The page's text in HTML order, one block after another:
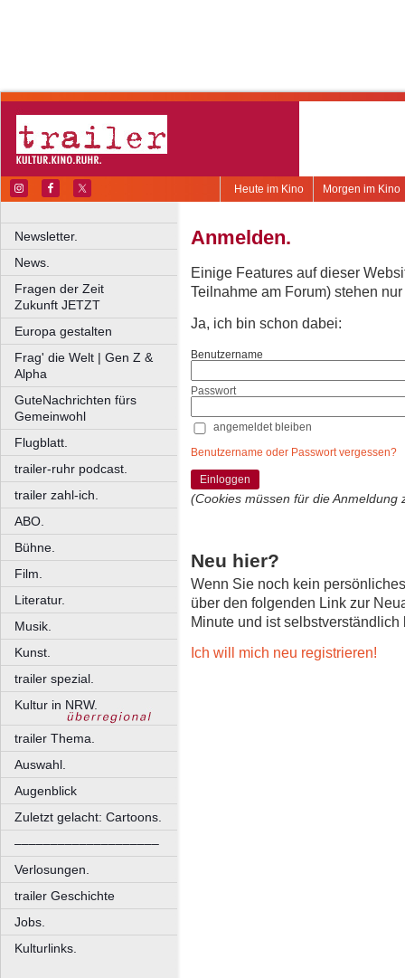
Morgen im Kino
Heute im Kino
Newsletter.
News.
Fragen der Zeit
Zukunft JETZT
Europa gestalten
Frag' die Welt | Gen Z &
Alpha
GuteNachrichten fürs
Gemeinwohl
Flugblatt.
trailer-ruhr podcast.
trailer zahl-ich.
ABO.
Bühne.
Film.
Literatur.
Musik.
Kunst.
trailer spezial.
Kultur in NRW.
trailer Thema.
Auswahl.
Augenblick
Zuletzt gelacht: Cartoons.
––––––––––––––––––––
Verlosungen.
trailer Geschichte
Jobs.
Kulturlinks.
Anmelden.
Einige Features auf dieser
Teilnahme am Forum) stehen
Ja, ich bin schon dabei:
Benutzername
Passwort
angemeldet bleiben
Benutzername oder Passwort vergessen?
Einloggen
(Cookies müssen für die Anmeldung
Neu hier?
Wenn Sie noch kein
über den folgenden Link zur
Minute und ist selbstverständlich
Ich will mich neu registrieren!